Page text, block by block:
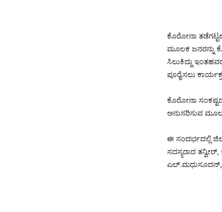
ಕೊರೋನಾ
ಮೂಲಕ ಜನರನ್ನು
ಸಿಲುಕಿದ್ದು
ಪೂರೈಸಲು
ಕೊರೋನಾ
ಅನುಸರಿಸುವ
ಈ ಸಂದರ್ಭದಲ್ಲಿ
ಸದಸ್ಯರಾದ
ಎಲ್.ಮಧುಸೂದನ್,